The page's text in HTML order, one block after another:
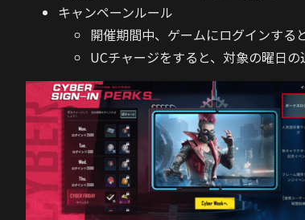
キャンペーンルール
開催期間中、ゲームにログインする
UCチャージをすると、対象の曜日